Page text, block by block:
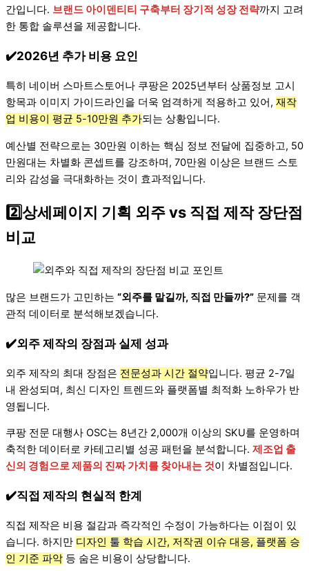
간입니다. 브랜드 아이덴티티 구축부터 장기적 성장 전략까지 고려
한 통합 솔루션을 제공합니다.
✔️2026년 추가 비용 요인
특히 네이버 스마트스토어나 쿠팡은 2025년부터 상품정보 고시
항목과 이미지 가이드라인을 더욱 엄격하게 적용하고 있어, 재작
업 비용이 평균 5-10만원 추가되는 상황입니다.
예산별 전략으로는 30만원 이하는 핵심 정보 전달에 집중하고, 50
만원대는 차별화 콘셉트를 강조하며, 70만원 이상은 브랜드 스토
리와 감성을 극대화하는 것이 효과적입니다.
2️⃣상세페이지 기획 외주 vs 직접 제작 장단점
비교
많은 브랜드가 고민하는 “외주를 맡길까, 직접 만들까?” 문제를 객
관적 데이터로 분석해보겠습니다.
✔️외주 제작의 장점과 실제 성과
외주 제작의 최대 장점은 전문성과 시간 절약입니다. 평균 2-7일
내 완성되며, 최신 디자인 트렌드와 플랫폼별 최적화 노하우가 반
영됩니다.
쿠팡 전문 대행사 OSC는 8년간 2,000개 이상의 SKU를 운영하며
축적한 데이터로 카테고리별 성공 패턴을 분석합니다. 제조업 출
신의 경험으로 제품의 진짜 가치를 찾아내는 것이 차별점입니다.
✔️직접 제작의 현실적 한계
직접 제작은 비용 절감과 즉각적인 수정이 가능하다는 이점이 있
습니다. 하지만 디자인 툴 학습 시간, 저작권 이슈 대응, 플랫폼 승
인 기준 파악 등 숨은 비용이 상당합니다.